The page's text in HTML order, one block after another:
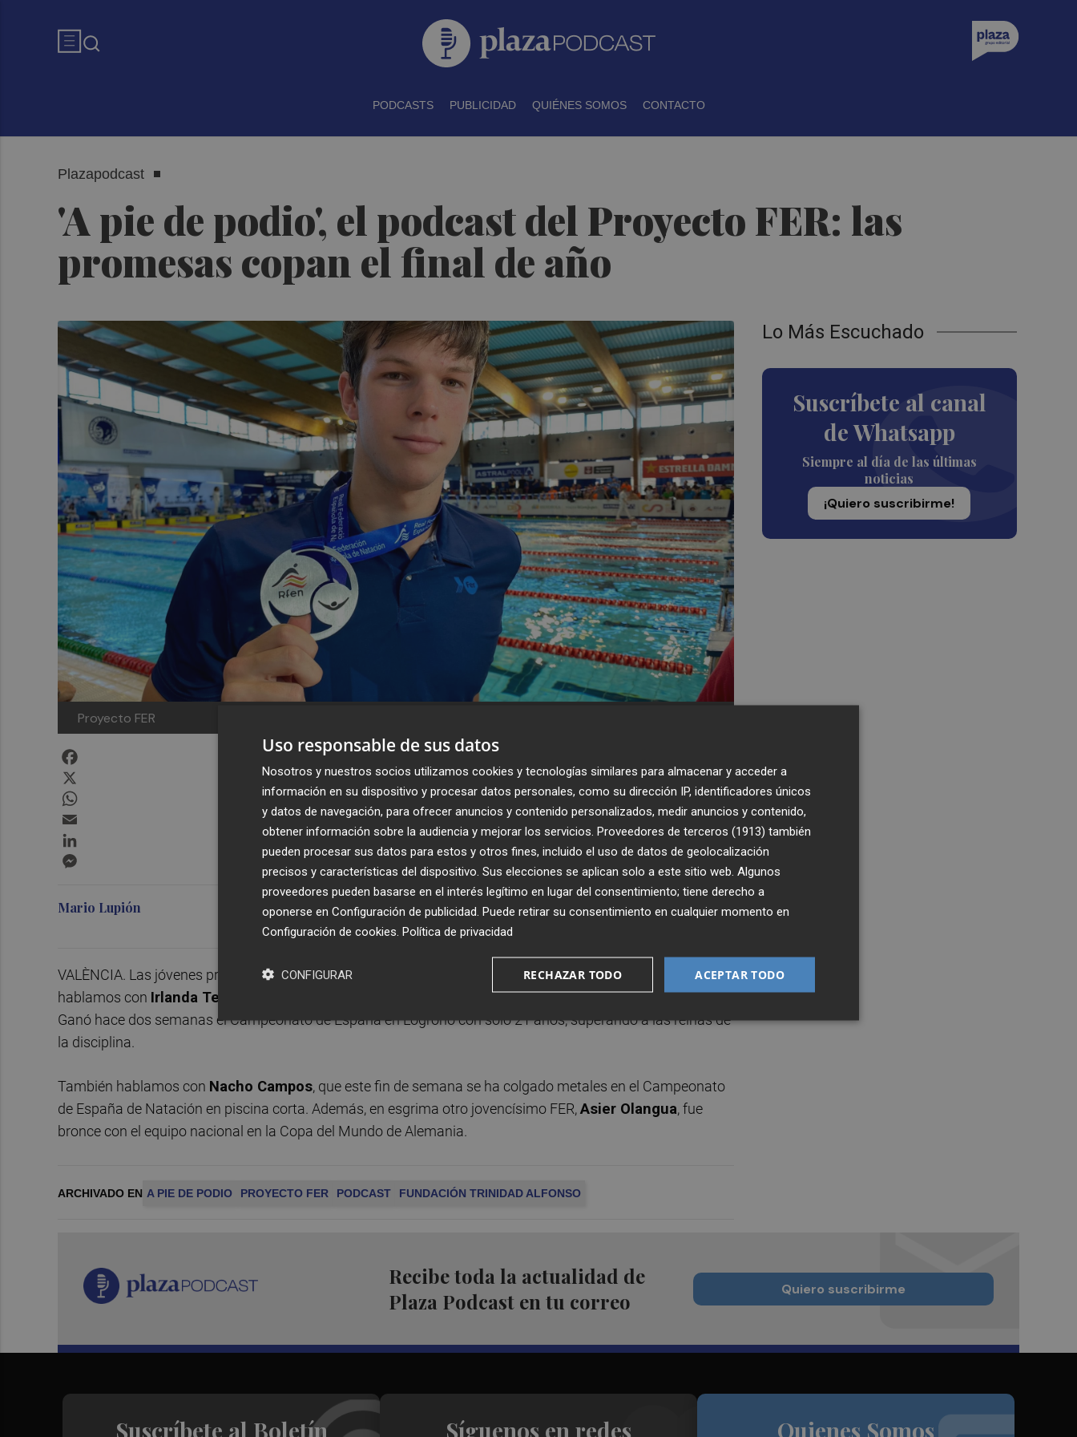
PODCASTS PUBLICIDAD QUIÉNES SOMOS CONTACTO
Plazapodcast
'A pie de podio', el podcast del Proyecto FER: las
promesas copan el final de año
Proyecto FER
Lo Más Escuchado
Suscríbete al canal
de Whatsapp
Siempre al día de las últimas
noticias
¡Quiero suscribirme!
Mario Lupión Publicado: 19/12/2022 ·13:25
VALÈNCIA. Las jóvenes promesas, protagonistas en el final de año del Proyecto FER. En el episodio de hoy,
hablamos con Irlanda Teresa Mira
, que abre la veda del relevo generacional en el tiro olímpico de España.
Ganó hace dos semanas el Campeonato de España en Logroño con solo 21 años, superando a las reinas de
la disciplina.
También hablamos con Nacho Campos, que este fin de semana se ha colgado metales en el Campeonato
de España de Natación en piscina corta. Además, en esgrima otro jovencísimo FER,Asier Olangua, fue
bronce con el equipo nacional en la Copa del Mundo de Alemania.
ARCHIVADO EN A PIE DE PODIO PROYECTO FER PODCAST FUNDACIÓN TRINIDAD ALFONSO
Recibe toda la actualidad de
Plaza Podcast en tu correo
Quiero suscribirme
Suscríbete al Boletín Síguenos en redes Quienes Somos
Uso responsable de sus datos
Nosotros y nuestros socios utilizamos cookies y tecnologías similares para almacenar y acceder a
información en su dispositivo y procesar datos personales, como su dirección IP, identificadores únicos
y datos de navegación, para ofrecer anuncios y contenido personalizados, medir anuncios y contenido,
obtener información sobre la audiencia y mejorar los servicios. Proveedores de terceros (1913) también
pueden procesar sus datos para estos y otros fines, incluido el uso de datos de geolocalización
precisos y características del dispositivo. Sus elecciones se aplican solo a este sitio web. Algunos
proveedores pueden basarse en el interés legítimo en lugar del consentimiento; tiene derecho a
oponerse en Configuración de publicidad . Puede retirar su consentimiento en cualquier momento en
Configuración de cookies Política de privacidad
ACEPTAR TODO
RECHAZAR TODO
CONFIGURAR